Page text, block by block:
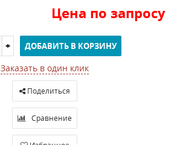
Цена по запросу
ДОБАВИТЬ В КОРЗИНУ
Заказать в один клик
Поделиться
Сравнение